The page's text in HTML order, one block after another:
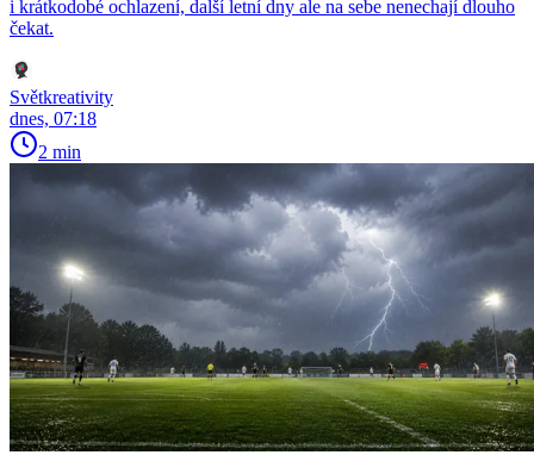
i krátkodobé ochlazení, další letní dny ale na sebe nenechají dlouho
čekat.
Světkreativity
dnes, 07:18
2 min